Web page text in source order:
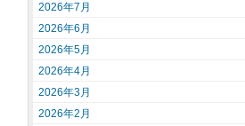
2026年7月
2026年6月
2026年5月
2026年4月
2026年3月
2026年2月